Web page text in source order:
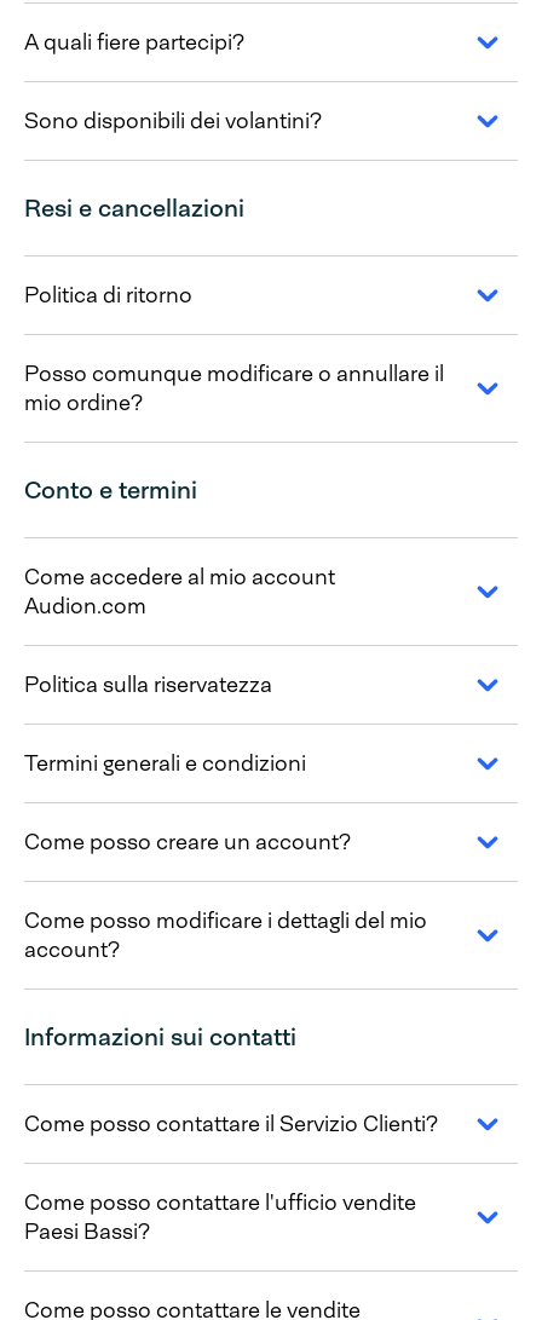
A quali fiere partecipi?
Sono disponibili dei volantini?
Resi e cancellazioni
Politica di ritorno
Posso comunque modificare o annullare il
mio ordine?
Conto e termini
Come accedere al mio account
Audion.com
Politica sulla riservatezza
Termini generali e condizioni
Come posso creare un account?
Come posso modificare i dettagli del mio
account?
Informazioni sui contatti
Come posso contattare il Servizio Clienti?
Come posso contattare l'ufficio vendite
Paesi Bassi?
Come posso contattare le vendite